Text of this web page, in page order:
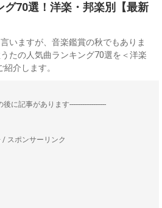
グ70選！洋楽・邦楽別【最新
いますが、音楽鑑賞の秋でもありま
たの人気曲ランキング70選を＜洋楽
介します。
後に記事があります--------------------
/ スポンサーリンク